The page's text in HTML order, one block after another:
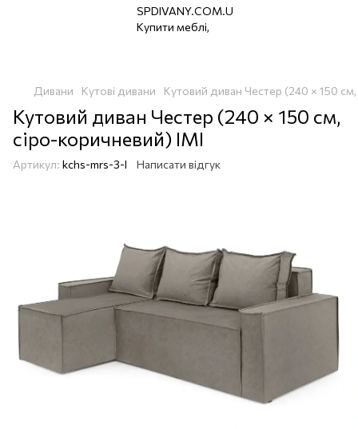
Дивани Кутові дивани Кутовий диван Честер (240 × 150
Кутовий диван Честер (240 × 150 см,
сіро-коричневий) ІМІ
Артикул: kchs-mrs-3-l Написати відгук